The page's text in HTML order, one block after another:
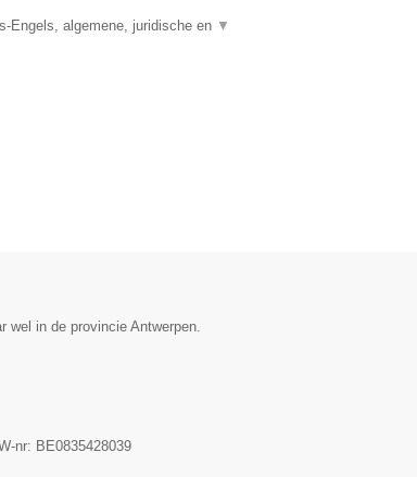
Engels, algemene, juridische en ▼
wel in de provincie Antwerpen.
nr: BE0835428039